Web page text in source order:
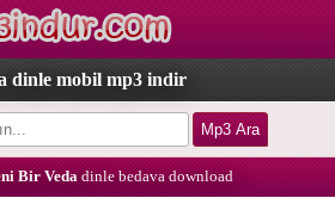
dinle mobil mp3 indir
Bir Veda dinle bedava download